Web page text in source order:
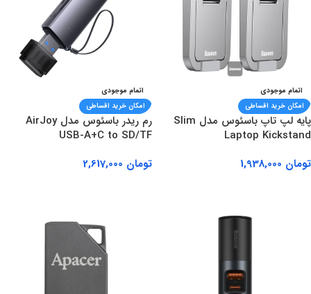
اتمام موجودی
امکان خرید اقساطی
پایه لپ تاپ باسئوس مدل Slim
Laptop Kickstand
تومان
اتمام موجودی
امکان خرید اقساطی
رم ریدر باسئوس مدل AirJoy
USB-A+C to SD/TF
تومان